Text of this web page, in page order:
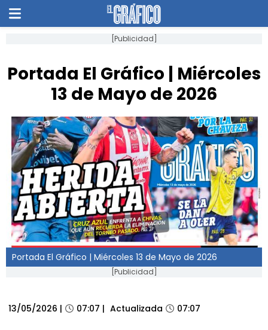
[Publicidad]
Portada El Gráfico | Miércoles
13 de Mayo de 2026
Portada El Gráfico | Miércoles 13 de Mayo de 2026
[Publicidad]
13/05/2026 | 07:07 | Actualizada 07:07